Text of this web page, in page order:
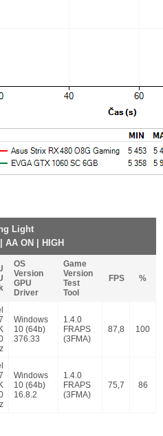
Light
AA ON | HIGH
OS
Version
GPU
Driver
Game
Version
Test
Tool
FPS %
Windows
10 (64b)
376.33
1.4.0
FRAPS
(3FMA)
87,8 100
Windows
10 (64b)
16.8.2
1.4.0
FRAPS
(3FMA)
75,7 86